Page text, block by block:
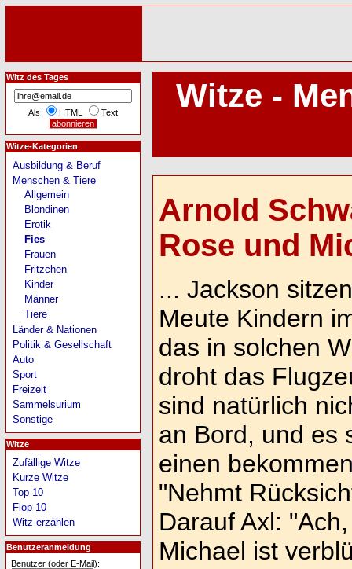
Witze -
Arnold
Rose und
... Jackson
Meute Kindern
das in solchen
droht das
sind natürlich
an Bord, und es
einen
"Nehmt
Darauf Axl:
Michael ist
Witz des Tages
Als HTML Text
Witze-Kategorien
Ausbildung & Beruf
Menschen & Tiere
Allgemein
Blondinen
Erotik
Fies
Frauen
Fritzchen
Kinder
Männer
Tiere
Länder & Nationen
Politik & Gesellschaft
Auto
Sport
Freizeit
Sammelsurium
Sonstige
Witze
Zufällige Witze
Kurze Witze
Top 10
Flop 10
Witz erzählen
Benutzeranmeldung
Benutzer (oder E-Mail):